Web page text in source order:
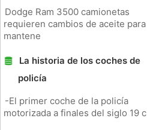
Dodge Ram 3500 camionetas
requieren cambios de aceite para
mantene
La historia de los coches de
policía
-El primer coche de la policía
motorizada a finales del siglo 19 c